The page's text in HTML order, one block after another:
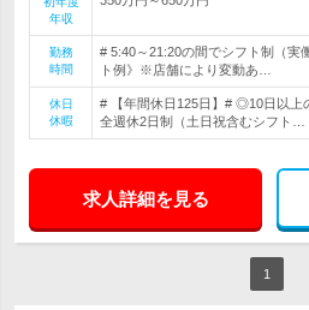
年収
勤務
時間
# 5:40～21:20の間でシフト制（実
ト例》※店舗により変動あ…
休日
休暇
# 【年間休日125日】# ◎10日以上
全週休2日制（土日祝含むシフト…
求人詳細を見る
1